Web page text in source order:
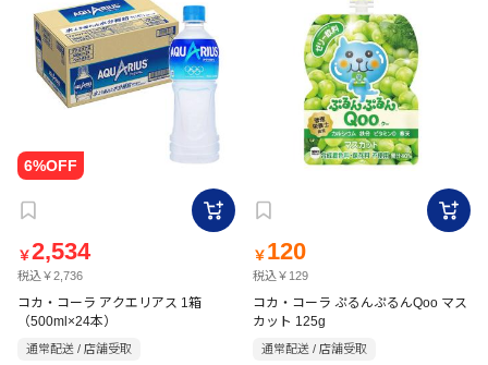
￥2,534
税込￥2,736
コカ・コーラ アクエリアス 1箱
（500ml×24本）
通常配送 / 店舗受取
￥ 120
税込￥129
コカ・コーラ ぷるんぷるんQoo マス
カット 125g
通常配送 / 店舗受取